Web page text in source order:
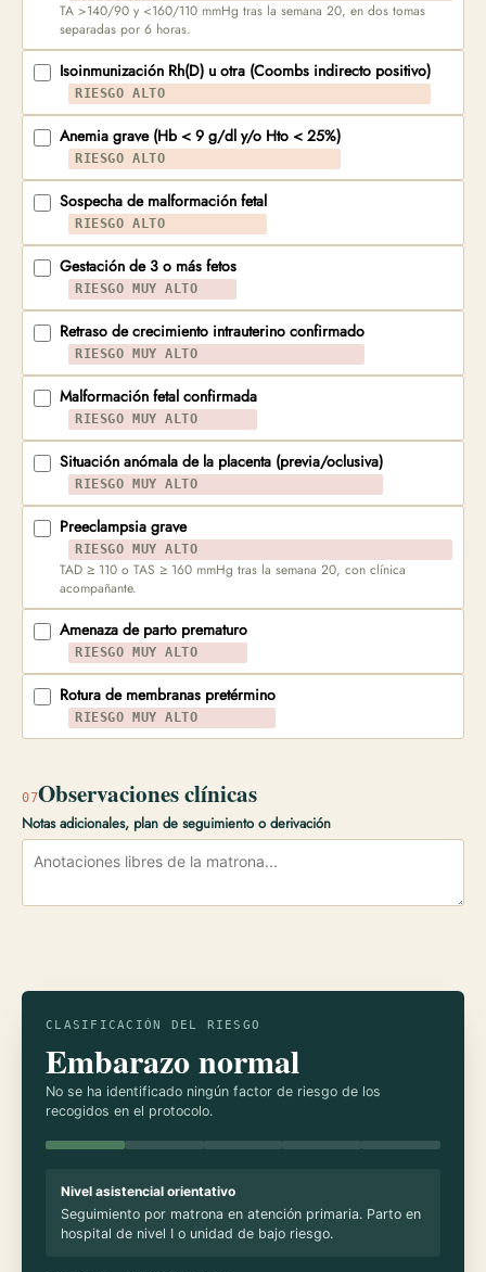
TA >140/90 y <160/110 mmHg tras la semana 20, en dos tomas
separadas por 6 horas.
Isoinmunización Rh(D) u otra (Coombs indirecto positivo)
RIESGO ALTO
Anemia grave (Hb < 9 g/dl y/o Hto < 25%)
RIESGO ALTO
Sospecha de malformación fetal
RIESGO ALTO
Gestación de 3 o más fetos
RIESGO MUY ALTO
Retraso de crecimiento intrauterino confirmado
RIESGO MUY ALTO
Malformación fetal confirmada
RIESGO MUY ALTO
Situación anómala de la placenta (previa/oclusiva)
RIESGO MUY ALTO
Preeclampsia grave
RIESGO MUY ALTO
TAD ≥ 110 o TAS ≥ 160 mmHg tras la semana 20, con clínica
acompañante.
Amenaza de parto prematuro
RIESGO MUY ALTO
Rotura de membranas pretérmino
RIESGO MUY ALTO
07Observaciones clínicas
Notas adicionales, plan de seguimiento o derivación
CLASIFICACIÓN DEL RIESGO
Embarazo normal
No se ha identificado ningún factor de riesgo de los
recogidos en el protocolo.
Nivel asistencial orientativo
Seguimiento por matrona en atención primaria. Parto en
hospital de nivel I o unidad de bajo riesgo.